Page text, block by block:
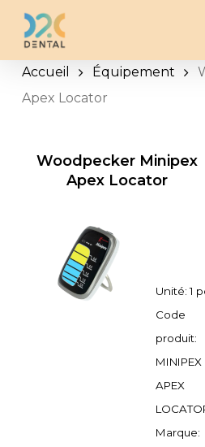
Skip
main
content
Accueil Équipement
Apex Locator
Woodpecker Minipex
Apex Locator
Unité: 1
Code
produit:
MINIPEX
APEX
Marque: